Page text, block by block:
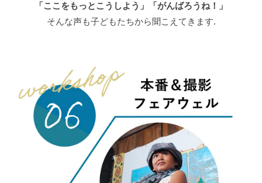
「ここをもっとこうしよう」「がんばろうね！」
そんな声も子どもたちから聞こえてきます.